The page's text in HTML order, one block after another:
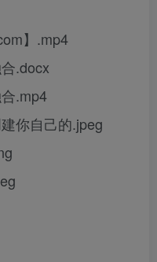
】.mp4
.mp4
自己的.jpeg